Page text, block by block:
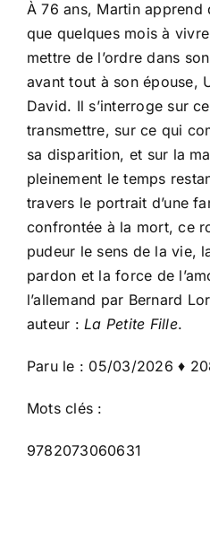
À 76 ans, Martin apprend
que quelques mois à
mettre de l’ordre dans
avant tout à son épouse,
David. Il s’interroge sur
transmettre, sur ce qui
sa disparition, et sur la
pleinement le temps
travers le portrait d’une
confrontée à la mort, ce
pudeur le sens de la vie,
pardon et la force de
l’allemand par Bernard
auteur : La Petite Fille.
Paru le : 05/03/2026 ♦
Mots clés :
9782073060631